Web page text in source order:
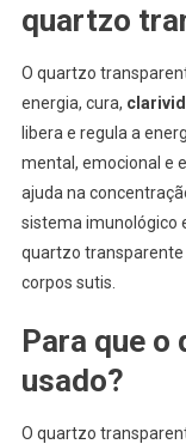
quartzo
O quartzo
energia, cura,
libera e regula a
mental, emocional e
ajuda na
sistema imunológico
quartzo transparente
corpos sutis.
Para que
usado?
O quartzo